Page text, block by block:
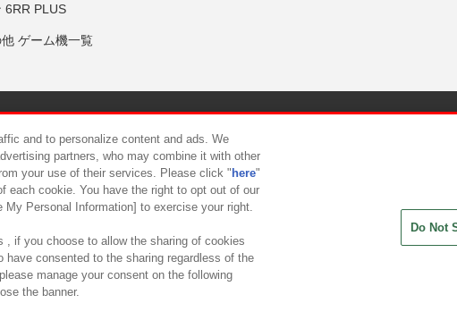
6RR PLUS
ゲーム機一覧
について カスタマーハラスメント対応方針
and to personalize content and ads. We
partners, who may combine it with other
your use of their services. Please click " here"
each cookie. You have the right to opt out of our
Personal Information] to exercise your right.
, if you choose to allow the sharing of cookies
have consented to the sharing regardless of the
manage your consent on the following
the banner.
Do Not